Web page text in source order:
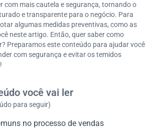
com mais cautela e segurança, tornando o
e transparente para o negócio. Para
algumas medidas preventivas, como as
neste artigo. Então, quer saber como
Preparamos este conteúdo para ajudar você
com segurança e evitar os temidos
você vai ler
para seguir)
no processo de vendas